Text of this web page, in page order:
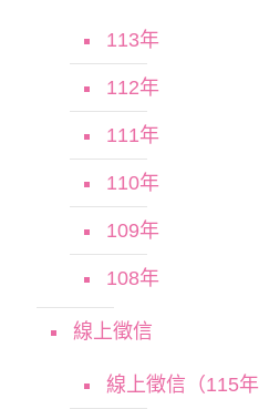
113年
112年
111年
110年
109年
108年
線上徵信
線上徵信（115年